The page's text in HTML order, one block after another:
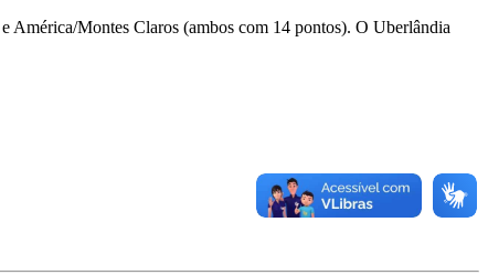
América/Montes Claros (ambos com 14 pontos). O Uberlândia